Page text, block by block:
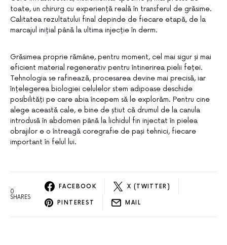
toate, un chirurg cu experiență reală în transferul de grăsime.
Calitatea rezultatului final depinde de fiecare etapă, de la
marcajul inițial până la ultima injecție în derm.
Grăsimea proprie rămâne, pentru moment, cel mai sigur și mai
eficient material regenerativ pentru întinerirea pielii feței.
Tehnologia se rafinează, procesarea devine mai precisă, iar
înțelegerea biologiei celulelor stem adipoase deschide
posibilități pe care abia începem să le explorăm. Pentru cine
alege această cale, e bine de știut că drumul de la canula
introdusă în abdomen până la lichidul fin injectat în pielea
obrajilor e o întreagă coregrafie de pași tehnici, fiecare
important în felul lui.
0
SHARES
FACEBOOK X (TWITTER)
PINTEREST MAIL